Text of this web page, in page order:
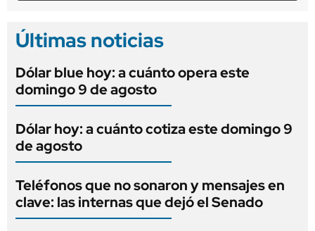
Últimas noticias
Dólar blue hoy: a cuánto opera este
domingo 9 de agosto
Dólar hoy: a cuánto cotiza este domingo 9
de agosto
Teléfonos que no sonaron y mensajes en
clave: las internas que dejó el Senado